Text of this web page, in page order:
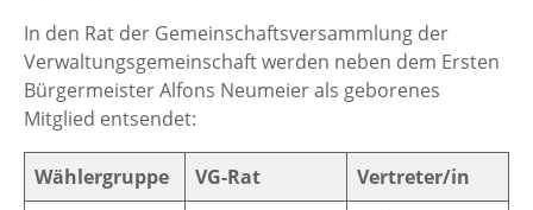
In den Rat der Gemeinschaftsversammlung der
Verwaltungsgemeinschaft werden neben dem Ersten
Bürgermeister Alfons Neumeier als geborenes
Mitglied entsendet:
Wählergruppe VG-Rat Vertreter/in